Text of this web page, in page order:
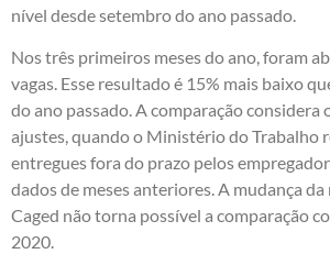
nível desde setembro do ano passado.
Nos três primeiros meses do ano, foram
vagas. Esse resultado é 15% mais baixo
do ano passado. A comparação considera
ajustes, quando o Ministério do Trabalho
entregues fora do prazo pelos
dados de meses anteriores. A mudança
Caged não torna possível a comparação
2020.